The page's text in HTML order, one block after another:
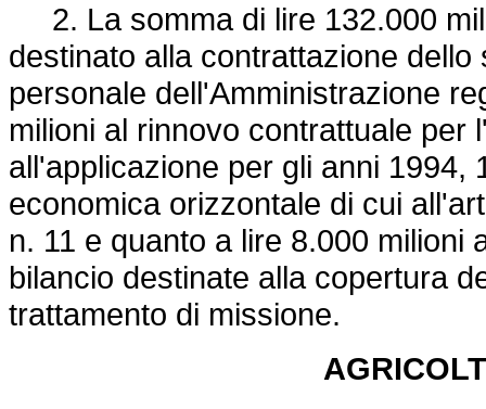
2. La somma di lire 132.000
destinato alla contrattazione
personale dell'Amministrazione
milioni al rinnovo contrattuale per
all'applicazione per gli anni 1994,
economica orizzontale di cui
n. 11 e quanto a lire 8.000 milioni
bilancio destinate alla copertura
trattamento di missione.